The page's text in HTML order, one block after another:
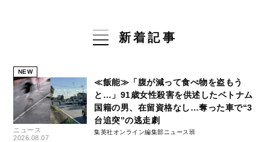
新着記事
NEW
ニュース
2026.08.07
≪飯能≫「腹が減って食べ物を盗もう
と…」91歳女性殺害を供述したベトナム
国籍の男、在留資格なし…奪った車で“3
台追突”の逃走劇
集英社オンライン編集部ニュース班